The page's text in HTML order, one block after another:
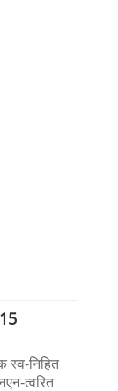
निहित
त्वरित